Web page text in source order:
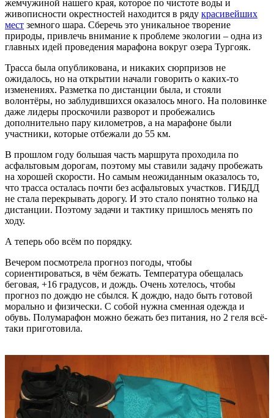
жемчужиной нашего края, которое по чистоте воды и
живописности окрестностей находится в ряду красивейших
мест земного шара. Сберечь это уникальное творение
природы, привлечь внимание к проблеме экологии – одна из
главных идей проведения марафона вокруг озера Тургояк.
Трасса была опубликована, и никаких сюрпризов не
ожидалось, но на открытии начали говорить о каких-то
изменениях. Разметка по дистанции была, и стояли
волонтёры, но заблудившихся оказалось много. На половинке
даже лидеры проскочили разворот и пробежались
дополнительно пару километров, а на марафоне были
участники, которые отбежали до 55 км.
В прошлом году большая часть маршрута проходила по
асфальтовым дорогам, поэтому мы ставили задачу пробежать
на хорошей скорости. Но самым неожиданным оказалось то,
что трасса осталась почти без асфальтовых участков. ГИБДД
не стала перекрывать дорогу. И это стало понятно только на
дистанции. Поэтому задачи и тактику пришлось менять по
ходу.
А теперь обо всём по порядку.
Вечером посмотрела прогноз погоды, чтобы
сориентироваться, в чём бежать. Температура обещалась
беговая, +16 градусов, и дождь. Очень хотелось, чтобы
прогноз по дождю не сбылся. К дождю, надо быть готовой
морально и физически. С собой нужна сменная одежда и
обувь. Полумарафон можно бежать без питания, но 2 геля всё-
таки приготовила.